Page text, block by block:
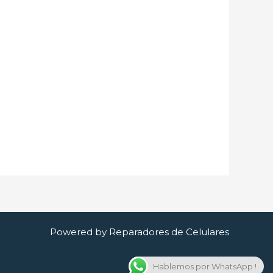
Powered by Reparadores de Celulares
Hablemos por WhatsApp !